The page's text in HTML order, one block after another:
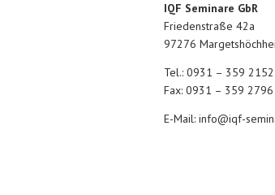
IQF Seminare GbR
Friedenstraße 42a
97276
Tel.: 0931 – 359 2152
Fax: 0931 – 359 2796
E-Mail: info@iqf-